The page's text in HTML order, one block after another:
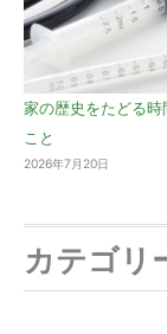
家の歴史をたどる
こと
2026年7月20日
カテゴリ